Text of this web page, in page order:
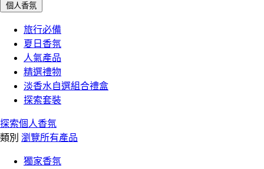
個人香氛
旅行必備
夏日香氛
人氣產品
精選禮物
淡香水自選組合禮盒
探索套裝
探索個人香氛
類別 瀏覽所有產品
獨家香氛